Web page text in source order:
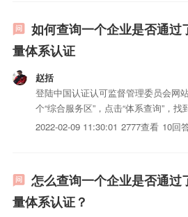
如何查询一个企业是否通过
量体系认证
赵括
登陆中国认证认可监督管理委员会网
个“综合服务区”，点击“体系查询”，
询”，输入要查询的企业的全称，一字
2022-02-09 11:30:01 2777查看 10回
怎么查询一个企业是否通过
量体系认证？